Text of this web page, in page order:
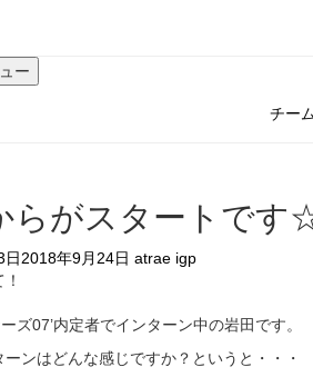
ー
チー
らがスタートです
日2018年9月24日 atrae igp
ズ07’内定者でインターン中の岩田です。
ーンはどんな感じですか？というと・・・